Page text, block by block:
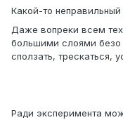
Какой-то
Даже вопреки всем
большими слоями безо
сползать, трескаться,
Ради эксперимента